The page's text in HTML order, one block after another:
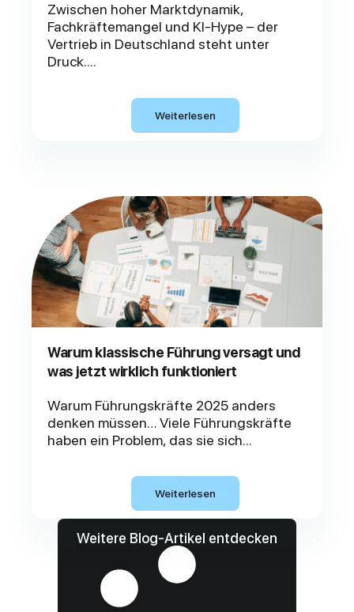
Zwischen hoher Marktdynamik,
Fachkräftemangel und KI-Hype – der
Vertrieb in Deutschland steht unter
Druck....
Weiterlesen
Warum klassische Führung versagt und
was jetzt wirklich funktioniert
Warum Führungskräfte 2025 anders
denken müssen… Viele Führungskräfte
haben ein Problem, das sie sich...
Weiterlesen
Weitere Blog-Artikel entdecken